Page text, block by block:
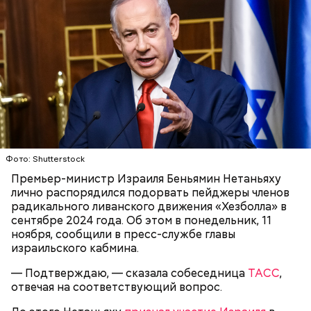
Фото: Shutterstock
Премьер-министр Израиля Беньямин Нетаньяху
лично распорядился подорвать пейджеры членов
радикального ливанского движения «Хезболла» в
сентябре 2024 года. Об этом в понедельник, 11
ноября, сообщили в пресс-службе главы
израильского кабмина.
— Подтверждаю, — сказала собеседница ТАСС,
отвечая на соответствующий вопрос.
Он также уточнил, что у человека крайне мало
шансов выжить, если он окажется на пути у акулы.
Ни один метод и способ защиты или обороны в
стрессовой ситуации не помогает, ведь у морского
обитателя больше преимуществ в воде как по
выносливости, так и по силе.
— Таких деревень много, их 95 в заповеднике. Это
вообще отдельный объект исследования, —
заметил он.
Также специалист отметил, что часы Судного дня
помогают больше людей привлечь к проблемам
глобального потепления, климатических изменений
и природных последствий войн.